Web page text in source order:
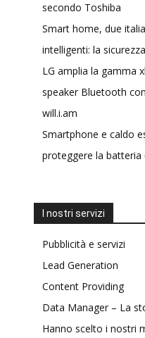
secondo Toshiba
Smart home, due
intelligenti: la
LG amplia la gamma
speaker Bluetooth
will.i.am
Smartphone e caldo
proteggere la batteria
I nostri servizi
Pubblicità e servizi
Lead Generation
Content Providing
Data Manager – La
Hanno scelto i nostri